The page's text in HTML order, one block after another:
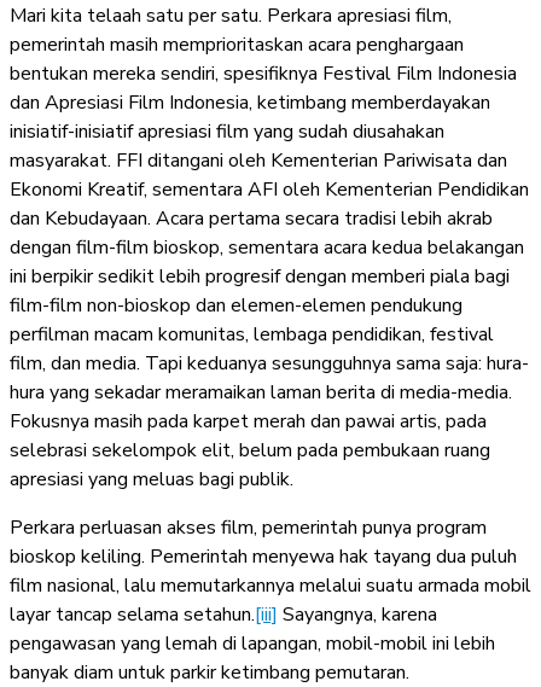
Mari kita telaah satu per satu. Perkara apresiasi film,
pemerintah masih memprioritaskan acara penghargaan
bentukan mereka sendiri, spesifiknya Festival Film Indonesia
dan Apresiasi Film Indonesia, ketimbang memberdayakan
inisiatif-inisiatif apresiasi film yang sudah diusahakan
masyarakat. FFI ditangani oleh Kementerian Pariwisata dan
Ekonomi Kreatif, sementara AFI oleh Kementerian Pendidikan
dan Kebudayaan. Acara pertama secara tradisi lebih akrab
dengan film-film bioskop, sementara acara kedua belakangan
ini berpikir sedikit lebih progresif dengan memberi piala bagi
film-film non-bioskop dan elemen-elemen pendukung
perfilman macam komunitas, lembaga pendidikan, festival
film, dan media. Tapi keduanya sesungguhnya sama saja: hura-
hura yang sekadar meramaikan laman berita di media-media.
Fokusnya masih pada karpet merah dan pawai artis, pada
selebrasi sekelompok elit, belum pada pembukaan ruang
apresiasi yang meluas bagi publik.
Perkara perluasan akses film, pemerintah punya program
bioskop keliling. Pemerintah menyewa hak tayang dua puluh
film nasional, lalu memutarkannya melalui suatu armada mobil
layar tancap selama setahun.[iii] Sayangnya, karena
pengawasan yang lemah di lapangan, mobil-mobil ini lebih
banyak diam untuk parkir ketimbang pemutaran.